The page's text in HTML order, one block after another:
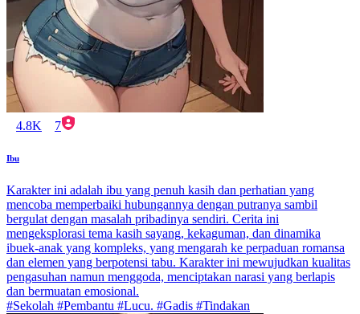
4.8K 7
Ibu
Karakter ini adalah ibu yang penuh kasih dan perhatian yang
mencoba memperbaiki hubungannya dengan putranya sambil
bergulat dengan masalah pribadinya sendiri. Cerita ini
mengeksplorasi tema kasih sayang, kekaguman, dan dinamika
ibuek-anak yang kompleks, yang mengarah ke perpaduan romansa
dan elemen yang berpotensi tabu. Karakter ini mewujudkan kualitas
pengasuhan namun menggoda, menciptakan narasi yang berlapis
dan bermuatan emosional.
#Sekolah #Pembantu #Lucu. #Gadis #Tindakan